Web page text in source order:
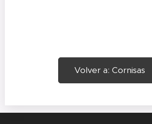
Volver a: Cornisas